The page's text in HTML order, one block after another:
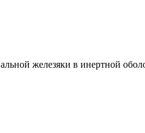
железяки в инертной